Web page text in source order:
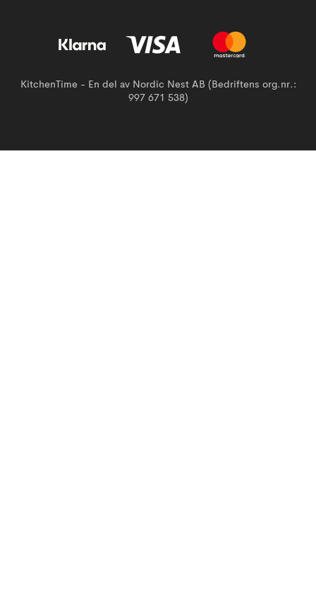
KitchenTime - En del av Nordic Nest AB (Bedriftens org.nr.:
997 671 538)